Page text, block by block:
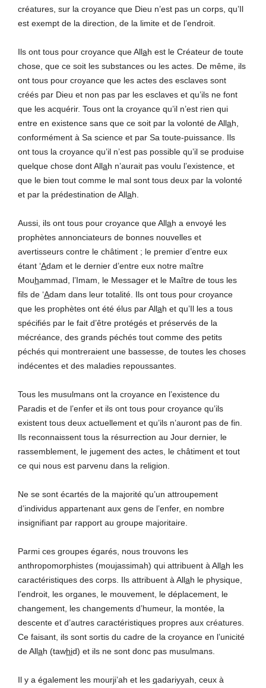
créatures, sur la croyance que Dieu n’est pas un corps, qu’Il
est exempt de la direction, de la limite et de l’endroit.
Ils ont tous pour croyance que Allah est le Créateur de toute
chose, que ce soit les substances ou les actes. De même, ils
ont tous pour croyance que les actes des esclaves sont
créés par Dieu et non pas par les esclaves et qu’ils ne font
que les acquérir. Tous ont la croyance qu’il n’est rien qui
entre en existence sans que ce soit par la volonté de Allah,
conformément à Sa science et par Sa toute-puissance. Ils
ont tous la croyance qu’il n’est pas possible qu’il se produise
quelque chose dont Allah n’aurait pas voulu l’existence, et
que le bien tout comme le mal sont tous deux par la volonté
et par la prédestination de Allah.
Aussi, ils ont tous pour croyance que Allah a envoyé les
prophètes annonciateurs de bonnes nouvelles et
avertisseurs contre le châtiment ; le premier d’entre eux
étant ‘Adam et le dernier d’entre eux notre maître
Mouhammad, l’Imam, le Messager et le Maître de tous les
fils de ‘Adam dans leur totalité. Ils ont tous pour croyance
que les prophètes ont été élus par Allah et qu’Il les a tous
spécifiés par le fait d’être protégés et préservés de la
mécréance, des grands péchés tout comme des petits
péchés qui montreraient une bassesse, de toutes les choses
indécentes et des maladies repoussantes.
Tous les musulmans ont la croyance en l’existence du
Paradis et de l’enfer et ils ont tous pour croyance qu’ils
existent tous deux actuellement et qu’ils n’auront pas de fin.
Ils reconnaissent tous la résurrection au Jour dernier, le
rassemblement, le jugement des actes, le châtiment et tout
ce qui nous est parvenu dans la religion.
Ne se sont écartés de la majorité qu’un attroupement
d’individus appartenant aux gens de l’enfer, en nombre
insignifiant par rapport au groupe majoritaire.
Parmi ces groupes égarés, nous trouvons les
anthropomorphistes (moujassimah) qui attribuent à Allah les
caractéristiques des corps. Ils attribuent à Allah le physique,
l’endroit, les organes, le mouvement, le déplacement, le
changement, les changements d’humeur, la montée, la
descente et d’autres caractéristiques propres aux créatures.
Ce faisant, ils sont sortis du cadre de la croyance en l’unicité
de Allah (tawhid) et ils ne sont donc pas musulmans.
Il y a également les mourji’ah et les qadariyyah, ceux à